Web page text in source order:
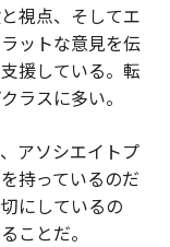
視点、そしてエ
ットな意見を伝
援している。転
ラスに多い。
アソシエイトプ
持っているのだ
にしているの
ことだ。